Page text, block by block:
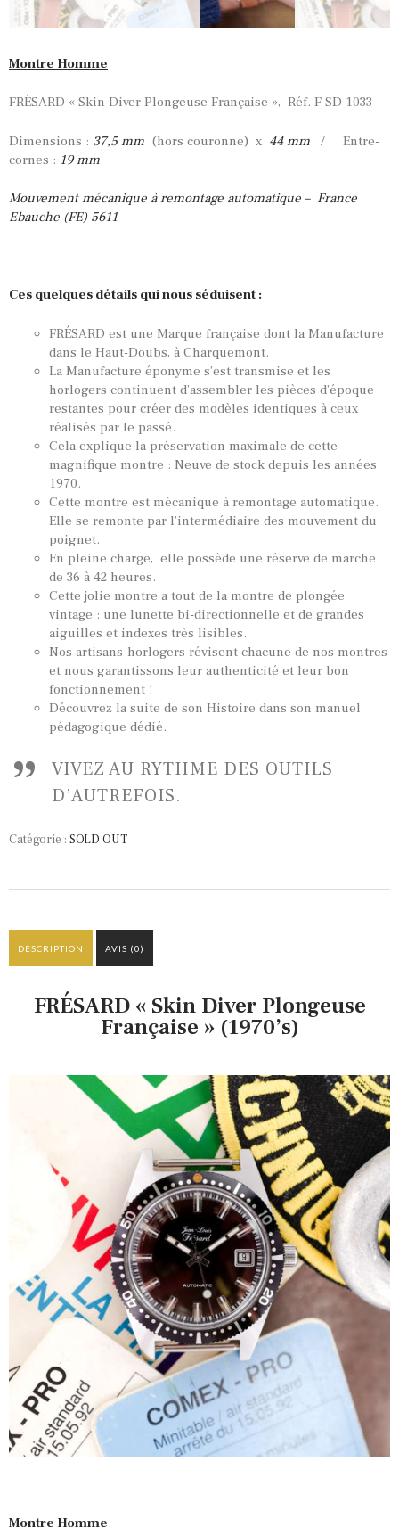
TOUTES NOS VINTAGES
MONTRES PAR HISTOIRES
CONTACTS & HISTORIQUE
PANIER
Montre Homme
FRÉSARD « Skin Diver Plongeuse Française », Réf. F SD 1033
Dimensions : 37,5 mm (hors couronne) x 44 mm
/ Entre-
cornes : 19 mm
Mouvement mécanique à remontage automatique – France
Ebauche (FE) 5611
Ces quelques détails qui nous séduisent :
FRÉSARD est une Marque française dont la Manufacture
dans le Haut-Doubs, à Charquemont.
La Manufacture éponyme s’est transmise et les
horlogers continuent d’assembler les pièces d’époque
restantes pour créer des modèles identiques à ceux
réalisés par le passé.
Cela explique la préservation maximale de cette
magnifique montre : Neuve de stock depuis les années
1970.
Cette montre est mécanique à remontage automatique.
Elle se remonte par l’intermédiaire des mouvement du
poignet.
En pleine charge, elle possède une réserve de marche
de 36 à 42 heures.
Cette jolie montre a tout de la montre de plongée
vintage : une lunette bi-directionnelle et de grandes
aiguilles et indexes très lisibles.
Nos artisans-horlogers révisent chacune de nos montres
et nous garantissons leur authenticité et leur bon
fonctionnement !
Découvrez la suite de son Histoire dans son manuel
pédagogique dédié.
VIVEZ AU RYTHME DES OUTILS
D’AUTREFOIS.
Catégorie : SOLD OUT
DESCRIPTION AVIS (0)
FRÉSARD « Skin Diver Plongeuse
Française » (1970’s)
Montre Homme